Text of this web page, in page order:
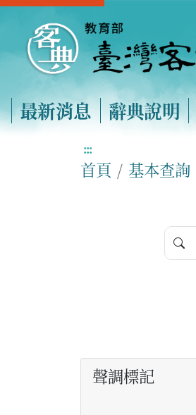
最新消息 辭典說明
:::
首頁 基本查詢
聲調標記